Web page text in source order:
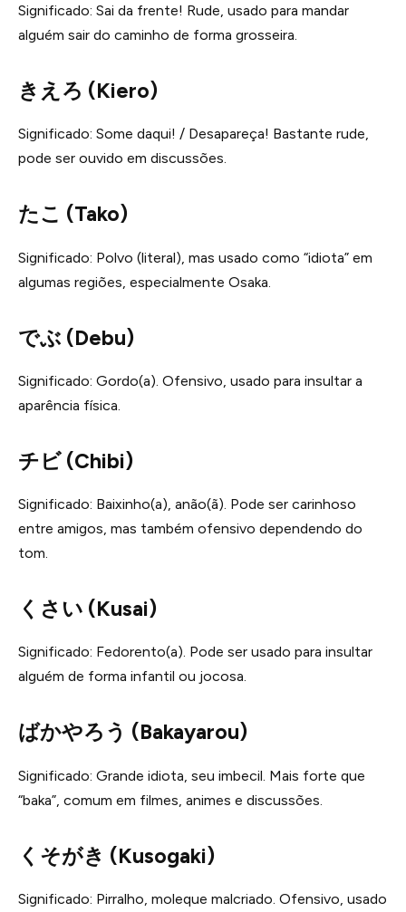
Significado: Sai da frente! Rude, usado para mandar
alguém sair do caminho de forma grosseira.
きえろ (Kiero)
Significado: Some daqui! / Desapareça! Bastante rude,
pode ser ouvido em discussões.
たこ (Tako)
Significado: Polvo (literal), mas usado como “idiota” em
algumas regiões, especialmente Osaka.
でぶ (Debu)
Significado: Gordo(a). Ofensivo, usado para insultar a
aparência física.
チビ (Chibi)
Significado: Baixinho(a), anão(ã). Pode ser carinhoso
entre amigos, mas também ofensivo dependendo do
tom.
くさい (Kusai)
Significado: Fedorento(a). Pode ser usado para insultar
alguém de forma infantil ou jocosa.
ばかやろう (Bakayarou)
Significado: Grande idiota, seu imbecil. Mais forte que
“baka”, comum em filmes, animes e discussões.
くそがき (Kusogaki)
Significado: Pirralho, moleque malcriado. Ofensivo, usado